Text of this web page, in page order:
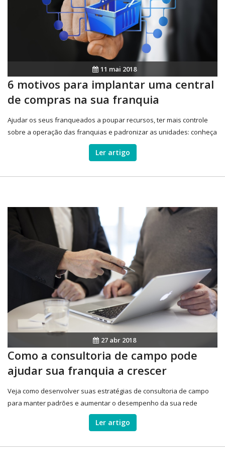
11 mai 2018
6 motivos para implantar uma central
de compras na sua franquia
Ajudar os seus franqueados a poupar recursos, ter mais controle
sobre a operação das franquias e padronizar as unidades: conheça
as vantagens da central de compras.
Ler artigo
27 abr 2018
Como a consultoria de campo pode
ajudar sua franquia a crescer
Veja como desenvolver suas estratégias de consultoria de campo
para manter padrões e aumentar o desempenho da sua rede
Ler artigo